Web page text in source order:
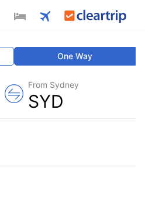
One Way
From Sydney
SYD